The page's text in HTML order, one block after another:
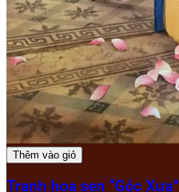
Thêm vào giỏ
Tranh hoa sen “Góc Xưa”